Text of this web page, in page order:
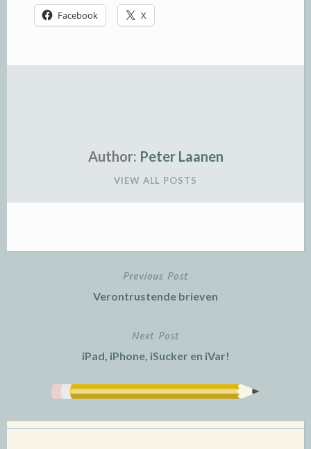
Facebook X
Author: Peter Laanen
VIEW ALL POSTS
Previous Post
Verontrustende brieven
Next Post
iPad, iPhone, iSucker en iVar!